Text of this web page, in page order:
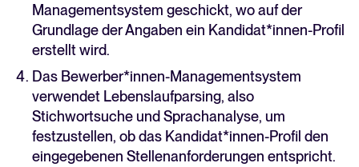
Managementsystem geschickt, wo auf der
Grundlage der Angaben ein Kandidat*innen-Profil
erstellt wird.
Das Bewerber*innen-Managementsystem
verwendet Lebenslaufparsing, also
Stichwortsuche und Sprachanalyse, um
festzustellen, ob das Kandidat*innen-Profil den
eingegebenen Stellenanforderungen entspricht.